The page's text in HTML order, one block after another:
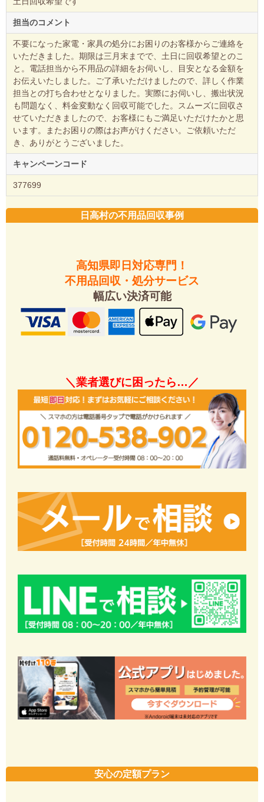
お客様のご要望
土日回収希望です
担当のコメント
不要になった家電・家具の処分にお困りのお客様からご連絡を
いただきました。期限は三月末までで、土日に回収希望とのこ
と。電話担当から不用品の詳細をお伺いし、目安となる金額を
お伝えいたしました。ご了承いただけましたので、詳しく作業
担当との打ち合わせとなりました。実際にお伺いし、搬出状況
も問題なく、料金変動なく回収可能でした。スムーズに回収さ
せていただきましたので、お客様にもご満足いただけたかと思
います。またお困りの際はお声がけください。ご依頼いただ
き、ありがとうございました。
キャンペーンコード
日高村の不用品回収事例
高知県即日対応専門！
不用品回収・処分サービス
＼業者選びに困ったら…／